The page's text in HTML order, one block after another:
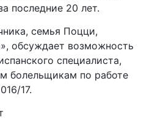
последние 20 лет.
семья Поцци,
обсуждает возможность
специалиста,
болельщикам по работе
17.